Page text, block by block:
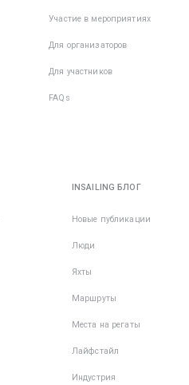
Участие в мероприятиях
Для организаторов
Для участников
FAQs
INSAILING БЛОГ
Новые публикации
Люди
Яхты
Маршруты
Места на регаты
Лайфстайл
Индустрия